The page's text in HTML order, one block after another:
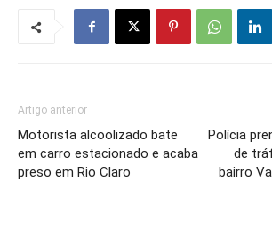
Artigo anterior
Motorista alcoolizado bate
em carro estacionado e acaba
preso em Rio Claro
Polícia
de
bairro